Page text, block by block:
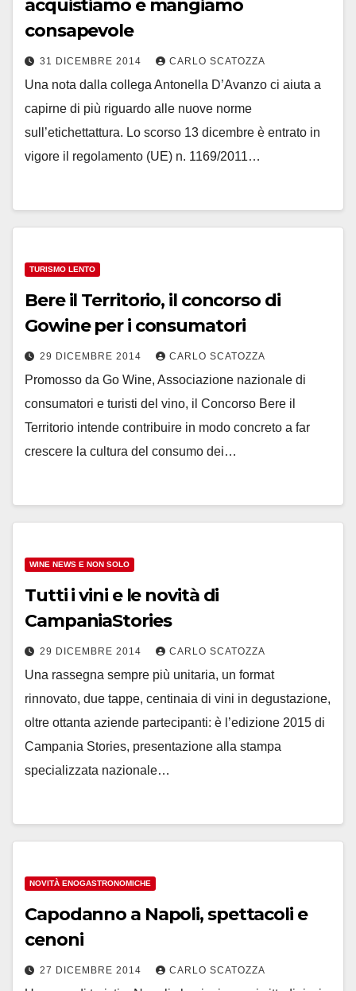
acquistiamo e mangiamo
consapevole
31 DICEMBRE 2014 CARLO SCATOZZA
Una nota dalla collega Antonella D’Avanzo ci aiuta a
capirne di più riguardo alle nuove norme
sull’etichettattura. Lo scorso 13 dicembre è entrato in
vigore il regolamento (UE) n. 1169/2011…
TURISMO LENTO
Bere il Territorio, il concorso di
Gowine per i consumatori
29 DICEMBRE 2014 CARLO SCATOZZA
Promosso da Go Wine, Associazione nazionale di
consumatori e turisti del vino, il Concorso Bere il
Territorio intende contribuire in modo concreto a far
crescere la cultura del consumo dei…
WINE NEWS E NON SOLO
Tutti i vini e le novità di
CampaniaStories
29 DICEMBRE 2014 CARLO SCATOZZA
Una rassegna sempre più unitaria, un format
rinnovato, due tappe, centinaia di vini in degustazione,
oltre ottanta aziende partecipanti: è l’edizione 2015 di
Campania Stories, presentazione alla stampa
specializzata nazionale…
NOVITÀ ENOGASTRONOMICHE
Capodanno a Napoli, spettacoli e
cenoni
27 DICEMBRE 2014 CARLO SCATOZZA